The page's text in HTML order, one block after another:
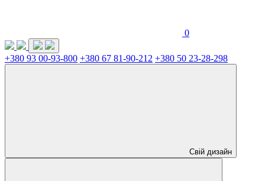
0
+380 93 00-93-800 +380 67 81-90-212 +380 50 23-28-298
Свій дизайн